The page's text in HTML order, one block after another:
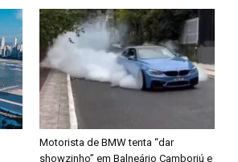
Motorista de BMW tenta “dar
showzinho” em Balneário Camboriú e